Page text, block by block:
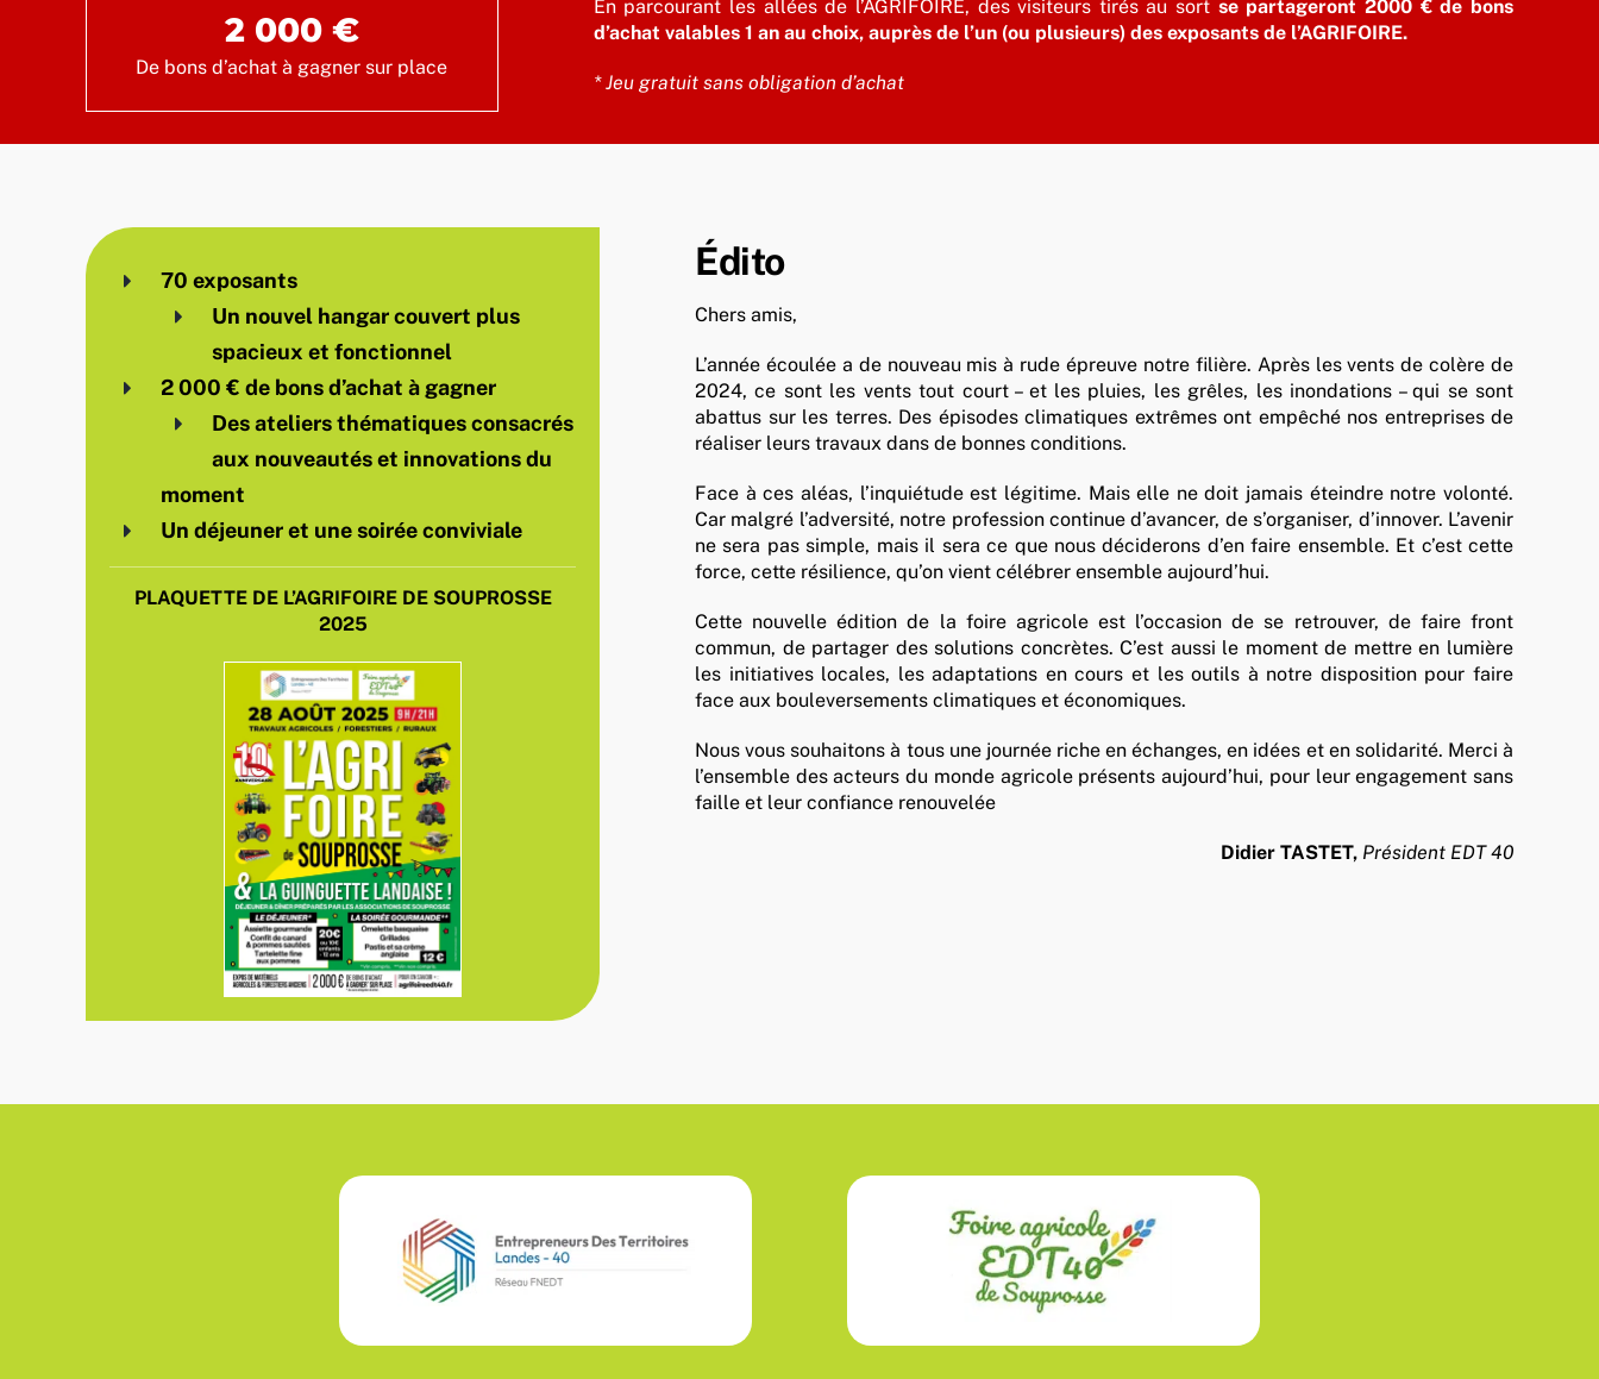
2 000 €
De bons d’achat à gagner sur place
En parcourant les allées de l’AGRIFOIRE, des visiteurs tirés au sort se partageront 2000 € de bons
d’achat valables 1 an au choix, auprès de l’un (ou plusieurs) des exposants de l’AGRIFOIRE.
* Jeu gratuit sans obligation d’achat
70 exposants
Un nouvel hangar couvert plus
spacieux et fonctionnel
2 000 € de bons d’achat à gagner
Des ateliers thématiques consacrés
aux nouveautés et innovations du
moment
Un déjeuner et une soirée conviviale
PLAQUETTE DE L’AGRIFOIRE DE SOUPROSSE
2025
Édito
Chers amis,
L’année écoulée a de nouveau mis à rude épreuve notre filière. Après les vents de colère de
2024, ce sont les vents tout court – et les pluies, les grêles, les inondations – qui se sont
abattus sur les terres. Des épisodes climatiques extrêmes ont empêché nos entreprises de
réaliser leurs travaux dans de bonnes conditions.
Face à ces aléas, l’inquiétude est légitime. Mais elle ne doit jamais éteindre notre volonté.
Car malgré l’adversité, notre profession continue d’avancer, de s’organiser, d’innover. L’avenir
ne sera pas simple, mais il sera ce que nous déciderons d’en faire ensemble. Et c’est cette
force, cette résilience, qu’on vient célébrer ensemble aujourd’hui.
Cette nouvelle édition de la foire agricole est l’occasion de se retrouver, de faire front
commun, de partager des solutions concrètes. C’est aussi le moment de mettre en lumière
les initiatives locales, les adaptations en cours et les outils à notre disposition pour faire
face aux bouleversements climatiques et économiques.
Nous vous souhaitons à tous une journée riche en échanges, en idées et en solidarité. Merci à
l’ensemble des acteurs du monde agricole présents aujourd’hui, pour leur engagement sans
faille et leur confiance renouvelée
Didier TASTET, Président EDT 40